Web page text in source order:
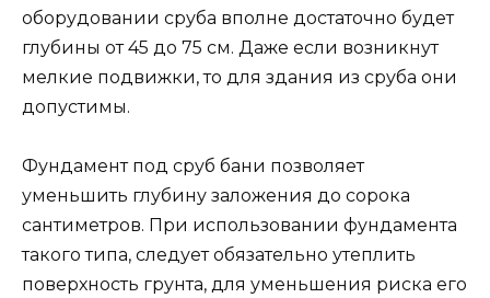
оборудовании сруба вполне достаточно будет
глубины от 45 до 75 см. Даже если возникнут
мелкие подвижки, то для здания из сруба они
допустимы.
Фундамент под сруб бани позволяет
уменьшить глубину заложения до сорока
сантиметров. При использовании фундамента
такого типа, следует обязательно утеплить
поверхность грунта, для уменьшения риска его